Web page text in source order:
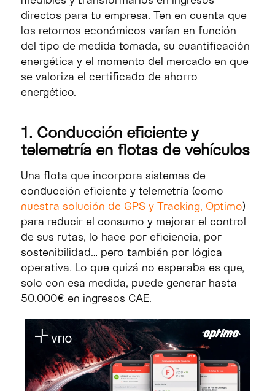
directos para tu empresa. Ten en cuenta que
los retornos económicos varían en función
del tipo de medida tomada, su cuantificación
energética y el momento del mercado en que
se valoriza el certificado de ahorro
energético.
1. Conducción eficiente y
telemetría en flotas de vehículos
Una flota que incorpora sistemas de
conducción eficiente y telemetría (como
nuestra solución de GPS y Tracking, Optimo)
para reducir el consumo y mejorar el control
de sus rutas, lo hace por eficiencia, por
sostenibilidad… pero también por lógica
operativa. Lo que quizá no esperaba es que,
solo con esa medida, puede generar hasta
50.000€ en ingresos CAE.